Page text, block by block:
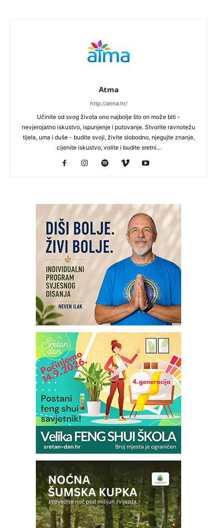
Atma
http://atma.hr/
Učinite od svog života ono najbolje što on može biti -
nevjerojatno iskustvo, ispunjenje i putovanje. Stvorite ravnotežu
tijela, uma i duše - budite svoji, živite slobodno, njegujte znanje,
cijenite iskustvo, volite i budite sretni...